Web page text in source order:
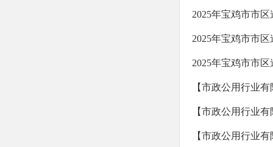
2025年宝鸡市市
2025年宝鸡市市
2025年宝鸡市市
【市政公用行业
【市政公用行业
【市政公用行业